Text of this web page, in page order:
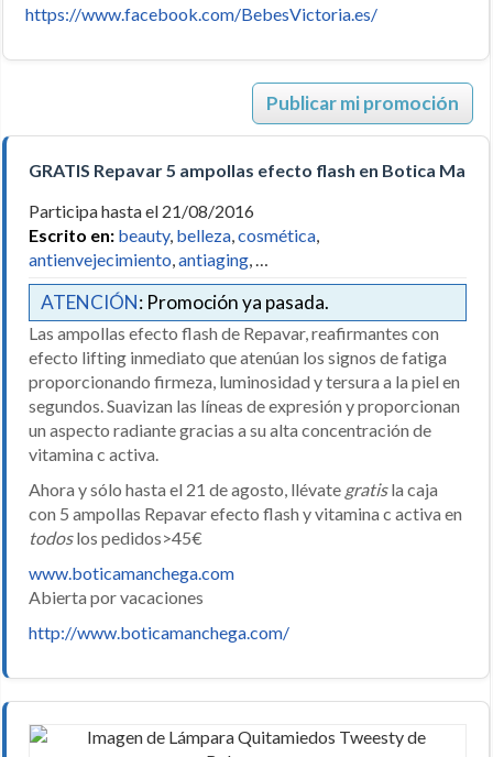
https://www.facebook.com/BebesVictoria.es/
Publicar mi promoción
GRATIS Repavar 5 ampollas efecto flash en Botica
Participa hasta el 21/08/2016
Escrito en: beauty, belleza,cosmética,
antienvejecimiento,antiaging, …
ATENCIÓN: Promoción ya pasada.
Las ampollas efecto flash de Repavar, reafirmantes con
efecto lifting inmediato que atenúan los signos de fatiga
proporcionando firmeza, luminosidad y tersura a la piel en
segundos. Suavizan las líneas de expresión y proporcionan
un aspecto radiante gracias a su alta concentración de
vitamina c activa.
Ahora y sólo hasta el 21 de agosto, llévate gratisla caja
con 5 ampollas Repavar efecto flash y vitamina c activa en
todoslos pedidos>45€
www.boticamanchega.com
Abierta por vacaciones
http://www.boticamanchega.com/